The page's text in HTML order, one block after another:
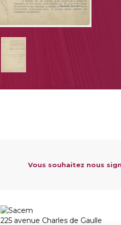
Vous souhaitez nous
225 avenue Charles de Gaulle